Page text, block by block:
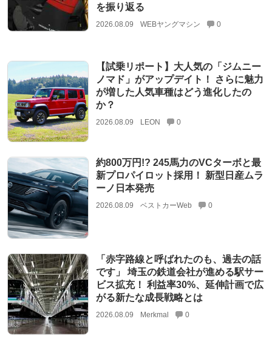
を振り返る
2026.08.09 WEBヤングマシン 0
【試乗リポート】大人気の「ジムニー
ノマド」がアップデイト！ さらに魅力
が増した人気車種はどう進化したの
か？
2026.08.09 LEON 0
約800万円!? 245馬力のVCターボと最
新プロパイロット採用！ 新型日産ムラ
ーノ日本発売
2026.08.09 ベストカーWeb 0
「赤字路線と呼ばれたのも、過去の話
です」 埼玉の鉄道会社が進める駅サー
ビス拡充！ 利益率30%、延伸計画で広
がる新たな成長戦略とは
2026.08.09 Merkmal 0